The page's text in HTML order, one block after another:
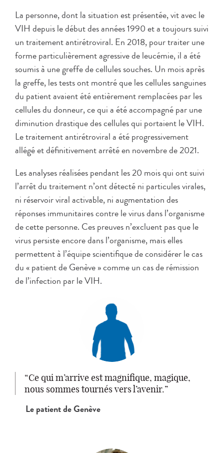
La personne, dont la situation est présentée, vit avec le
VIH depuis le début des années 1990 et a toujours suivi
un traitement antirétroviral. En 2018, pour traiter une
forme particulièrement agressive de leucémie, il a été
soumis à une greffe de cellules souches. Un mois après
la greffe, les tests ont montré que les cellules sanguines
du patient avaient été entièrement remplacées par les
cellules du donneur, ce qui a été accompagné par une
diminution drastique des cellules qui portaient le VIH.
Le traitement antirétroviral a été progressivement
allégé et définitivement arrêté en novembre de 2021.
Les analyses réalisées pendant les 20 mois qui ont suivi
l’arrêt du traitement n’ont détecté ni particules virales,
ni réservoir viral activable, ni augmentation des
réponses immunitaires contre le virus dans l’organisme
de cette personne. Ces preuves n’excluent pas que le
virus persiste encore dans l’organisme, mais elles
permettent à l’équipe scientifique de considérer le cas
du « patient de Genève » comme un cas de rémission
de l’infection par le VIH.
Ce qui m’arrive est magnifique, magique,
nous sommes tournés vers l’avenir.
Le patient de Genève